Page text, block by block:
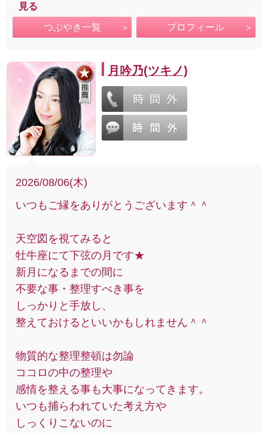
見る
つぶやき一覧 プロフィール
月吟乃(ツキノ)
2026/08/06(木)
いつもご縁をありがとうございます＾＾
天空図を視てみると
牡牛座にて下弦の月です★
新月になるまでの間に
不要な事・整理すべき事を
しっかりと手放し、
整えておけるといいかもしれません＾＾
物質的な整理整頓は勿論
ココロの中の整理や
感情を整える事も大事になってきます。
いつも捕らわれていた考え方や
しっくりこないのに